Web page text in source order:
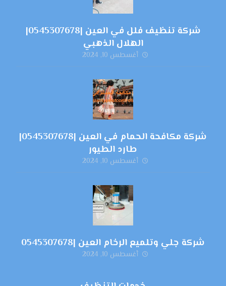
شركة تنظيف فلل في العين |0545307678|
الهلال الذهبي
أغسطس 10, 2024
شركة مكافحة الحمام في العين |0545307678|
طارد الطيور
أغسطس 10, 2024
شركة جلي وتلميع الرخام العين |0545307678
أغسطس 10, 2024